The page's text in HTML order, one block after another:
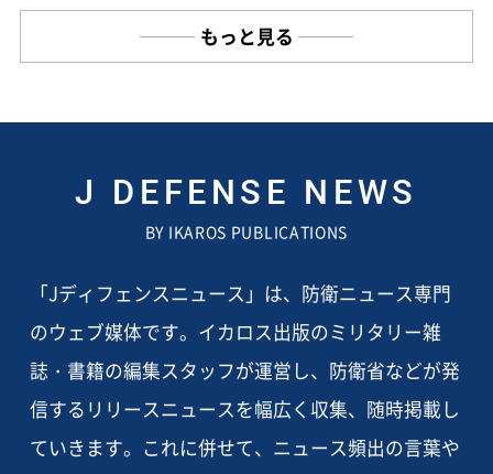
もっと見る
J DEFENSE NEWS
BY IKAROS PUBLICATIONS
「Jディフェンスニュース」は、防衛ニュース専門
のウェブ媒体です。イカロス出版のミリタリー雑
誌・書籍の編集スタッフが運営し、防衛省などが発
信するリリースニュースを幅広く収集、随時掲載し
ていきます。これに併せて、ニュース頻出の言葉や